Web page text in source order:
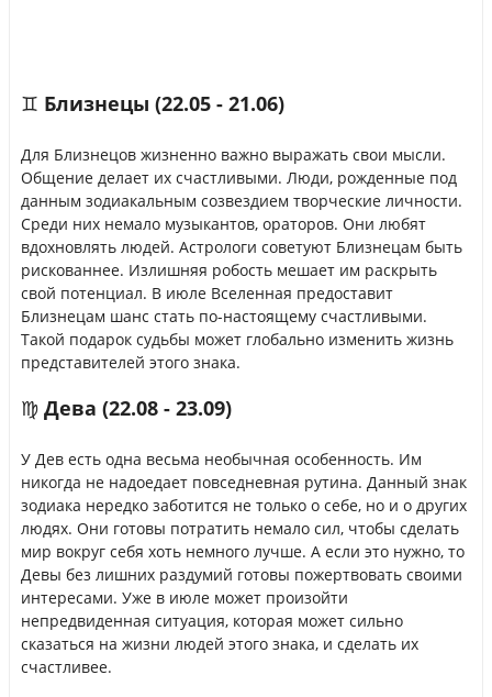
♊ Близнецы (22.05 - 21.06)
Для Близнецов жизненно важно выражать свои мысли.
Общение делает их счастливыми. Люди, рожденные под
данным зодиакальным созвездием творческие личности.
Среди них немало музыкантов, ораторов. Они любят
вдохновлять людей. Астрологи советуют Близнецам быть
рискованнее. Излишняя робость мешает им раскрыть
свой потенциал. В июле Вселенная предоставит
Близнецам шанс стать по-настоящему счастливыми.
Такой подарок судьбы может глобально изменить жизнь
представителей этого знака.
♍ Дева (22.08 - 23.09)
У Дев есть одна весьма необычная особенность. Им
никогда не надоедает повседневная рутина. Данный знак
зодиака нередко заботится не только о себе, но и о других
людях. Они готовы потратить немало сил, чтобы сделать
мир вокруг себя хоть немного лучше. А если это нужно, то
Девы без лишних раздумий готовы пожертвовать своими
интересами. Уже в июле может произойти
непредвиденная ситуация, которая может сильно
сказаться на жизни людей этого знака, и сделать их
счастливее.